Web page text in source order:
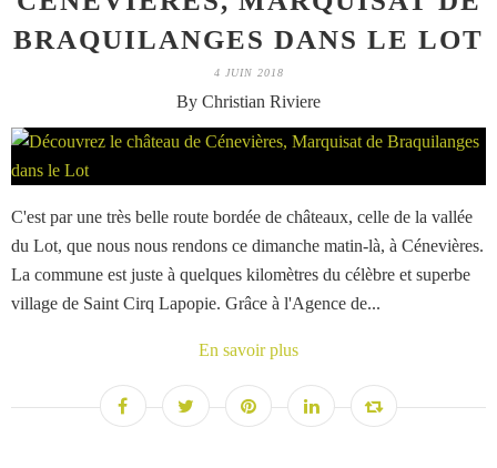
BRAQUILANGES DANS LE LOT
4 JUIN 2018
By Christian Riviere
C'est par une très belle route bordée de châteaux, celle de la vallée
du Lot, que nous nous rendons ce dimanche matin-là, à Cénevières.
La commune est juste à quelques kilomètres du célèbre et superbe
village de Saint Cirq Lapopie. Grâce à l'Agence de...
En savoir plus